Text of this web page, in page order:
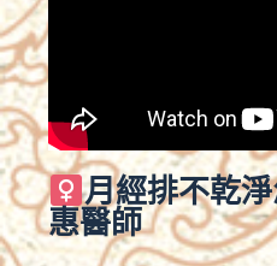
月經排不乾
惠醫師